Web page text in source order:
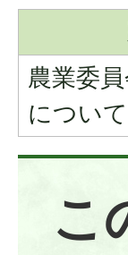
農業委
について
こ